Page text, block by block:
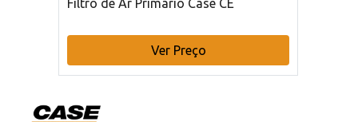
Filtro de Ar Primário Case CE
Ver Preço